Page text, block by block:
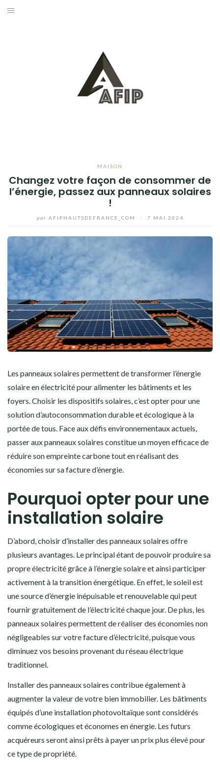
Aller
MAISON
Changez votre façon de consommer de
l’énergie, passez aux panneaux solaires
!
par AFIPHAUTSDEFRANCE_COM 7 MAI 2024
Les panneaux solaires permettent de transformer l’énergie
solaire en électricité pour alimenter les bâtiments et les
foyers. Choisir les dispositifs solaires, c’est opter pour une
solution d’autoconsommation durable et écologique à la
portée de tous. Face aux défis environnementaux actuels,
passer aux panneaux solaires constitue un moyen efficace de
réduire son empreinte carbone tout en réalisant des
économies sur sa facture d’énergie.
Pourquoi opter pour une
installation solaire
D’abord, choisir d’installer des panneaux solaires offre
plusieurs avantages. Le principal étant de pouvoir produire sa
propre électricité grâce à l’énergie solaire et ainsi participer
activement à la transition énergétique. En effet, le soleil est
une source d’énergie inépuisable et renouvelable qui peut
fournir gratuitement de l’électricité chaque jour. De plus, les
panneaux solaires permettent de réaliser des économies non
négligeables sur votre facture d’électricité, puisque vous
diminuez vos besoins provenant du réseau électrique
traditionnel.
Installer des panneaux solaires contribue également à
augmenter la valeur de votre bien immobilier. Les bâtiments
équipés d’une installation photovoltaïque sont considérés
comme écologiques et économes en énergie. Les futurs
acquéreurs seront ainsi prêts à payer un prix plus élevé pour
ce type de propriété.